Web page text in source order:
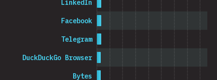
5%
Cambodia
Bytes
DuckDuckGo Browser
Telegram
Facebook
LinkedIn